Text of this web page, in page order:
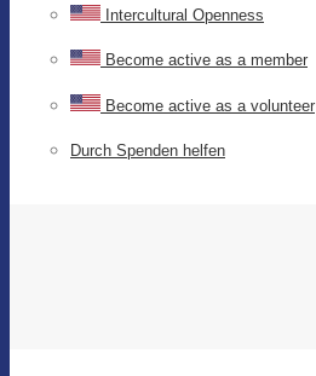
Intercultural Openness
Become active as a member
Become active as a volunteer
Durch Spenden helfen